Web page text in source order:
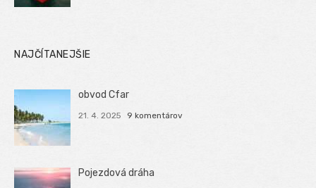
NAJČÍTANEJŠIE
obvod Cfar
21. 4. 2025 9 komentárov
Pojezdová dráha